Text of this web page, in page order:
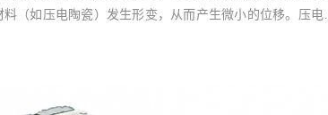
（如压电陶瓷）发生形变，从而产生微小的位移。压电